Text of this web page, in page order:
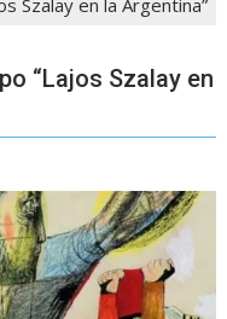
“Lajos Szalay en